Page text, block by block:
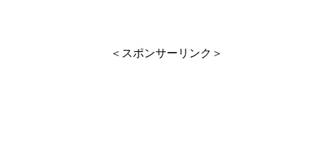
＜スポンサーリンク＞